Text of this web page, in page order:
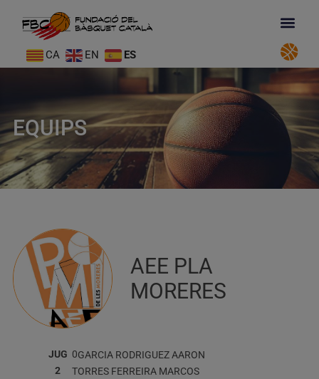
CA EN ES
EQUIPS
AEE PLA
MORERES
JUG 0GARCIA RODRIGUEZ AARON
2
TORRES FERREIRA MARCOS